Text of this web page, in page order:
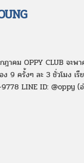
ฎาคม OPPY CLUB จะ
9 ครั้งๆ ละ 3 ชั่วโมง เ
LINE ID: @oppy (